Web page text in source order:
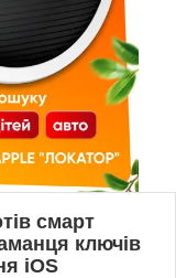
смарт
ключів
iOS